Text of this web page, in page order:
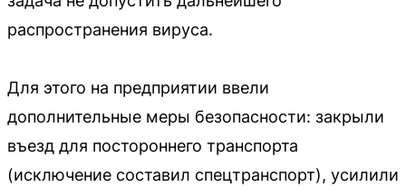
распространения вируса.
Для этого на предприятии ввели
дополнительные меры безопасности: закрыли
въезд для постороннего транспорта
(исключение составил спецтранспорт), усилили